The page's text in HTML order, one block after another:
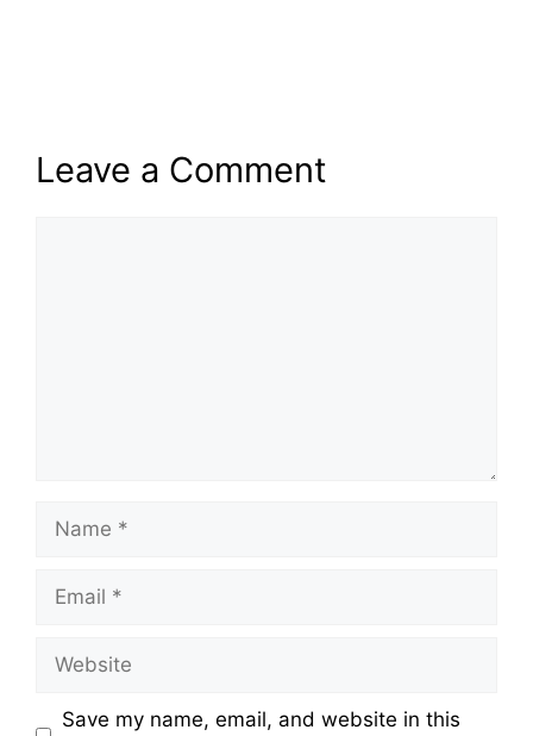
Leave a Comment
Name
Email
Website
Save my name, email, and website in this